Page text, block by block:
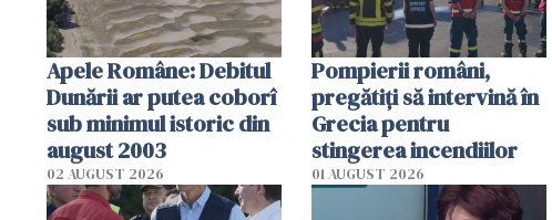
Apele Române: Debitul
Dunării ar putea coborî
sub minimul istoric din
august 2003
02 AUGUST 2026
Pompierii români,
pregătiţi să intervină în
Grecia pentru
stingerea incendiilor
01 AUGUST 2026